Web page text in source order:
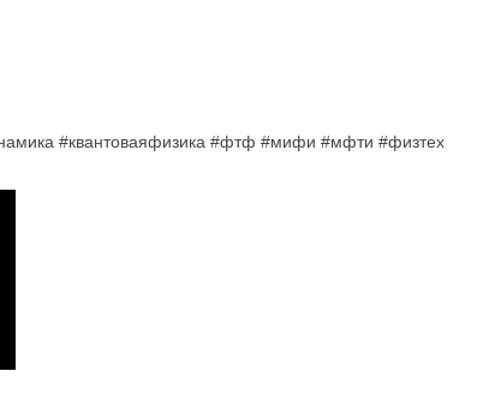
#квантоваяфизика #фтф #мифи #мфти #физтех